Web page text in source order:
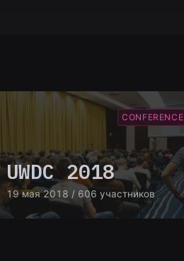
CONFERENCE
UWDC 2018
19 мая 2018 / 606 участников